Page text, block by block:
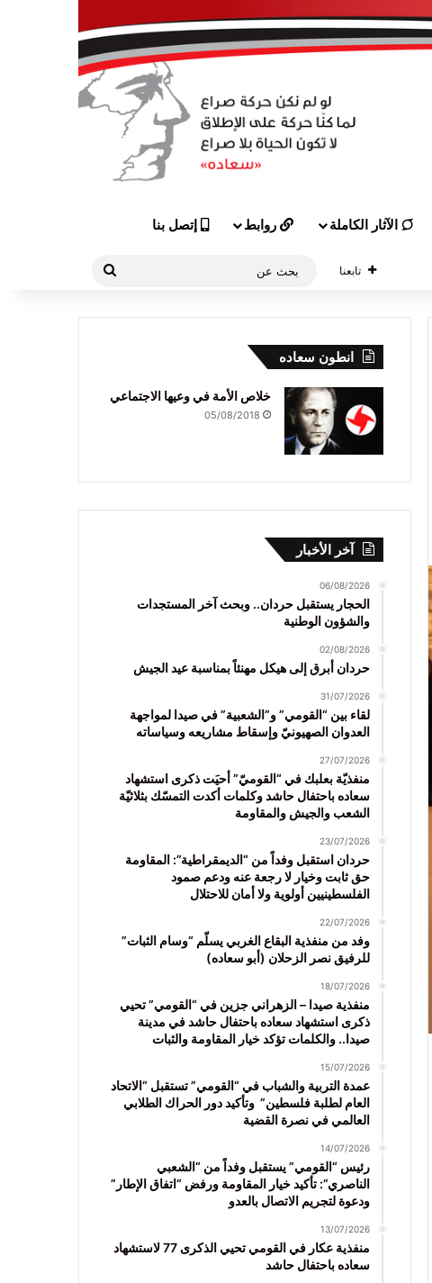
الآثار الكاملة روابط إتصل بنا
تابعنا
انطون سعاده
خلاص الأمة في وعيها الاجتماعي
05/08/2018
آخر الأخبار
06/08/2026
الحجار يستقبل حردان.. وبحث آخر المستجدات
والشؤون الوطنية
02/08/2026
حردان أبرق إلى هيكل مهنئاً بمناسبة عيد الجيش
31/07/2026
لقاء بين “القومي” و”الشعبية” في صيدا لمواجهة
العدوان الصهيونيّ وإسقاط مشاريعه وسياساته
27/07/2026
منفذيّة بعلبك في “القوميّ” أحيَت ذكرى استشهاد
سعاده باحتفال حاشد وكلمات أكدت التمسّك بثلاثيّة
الشعب والجيش والمقاومة
23/07/2026
حردان استقبل وفداً من “الديمقراطية”: المقاومة
حق ثابت وخيار لا رجعة عنه ودعم صمود
الفلسطينيين أولوية ولا أمان للاحتلال
22/07/2026
وفد من منفذية البقاع الغربي يسلّم “وسام الثبات”
للرفيق نصر الزحلان (أبو سعاده)
18/07/2026
منفذية صيدا – الزهراني جزين في “القومي” تحيي
ذكرى استشهاد سعاده باحتفال حاشد في مدينة
صيدا.. والكلمات تؤكد خيار المقاومة والثبات
15/07/2026
عمدة التربية والشباب في “القومي” تستقبل “الاتحاد
العام لطلبة فلسطين” وتأكيد دور الحراك الطلابي
العالمي في نصرة القضية
14/07/2026
رئيس “القومي” يستقبل وفداً من “الشعبي
الناصري”: تأكيد خيار المقاومة ورفض “اتفاق الإطار”
ودعوة لتجريم الاتصال بالعدو
13/07/2026
منفذية عكار في القومي تحيي الذكرى 77 لاستشهاد
سعاده باحتفال حاشد